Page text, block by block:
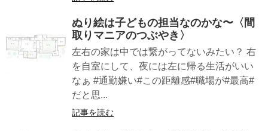
ぬり絵は子どもの担当なのかな〜〈間
取りマニアのつぶやき〉
左右の家は中では繋がってないみたい？ 右
を自室にして、夜には左に帰る生活がいい
なぁ #通勤嫌い#この距離感#職場が#最高#
だと思...
記事を読む